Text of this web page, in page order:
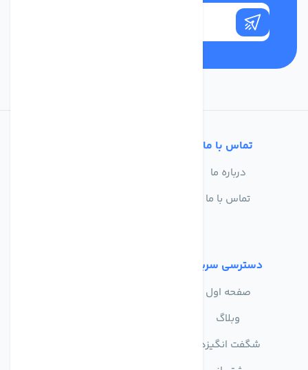
تماس با ما
درباره ما
تماس با ما
دسترسی سریع
صفحه اول
وبلاگ
شگفت انگیزها